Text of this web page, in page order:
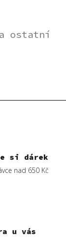
ostatní
si dárek
nad 650 Kč
u vás